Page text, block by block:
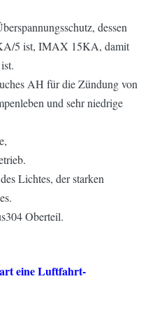
dessen
5 ist, IMAX 15KA, damit
AH für die Zündung von
und sehr niedrige
Lichtes, der starken
Oberteil.
eine Luftfahrt-